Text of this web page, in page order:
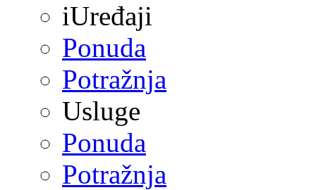
iUređaji
Ponuda
Potražnja
Usluge
Ponuda
Potražnja